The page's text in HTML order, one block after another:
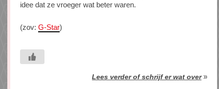
idee dat ze vroeger wat beter waren.
(zov: G-Star)
Lees verder of schrijf er wat over»